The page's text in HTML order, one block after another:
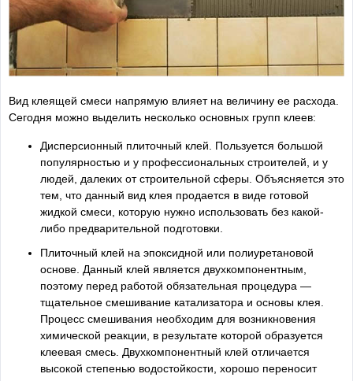
Вид клеящей смеси напрямую влияет на величину ее расхода.
Сегодня можно выделить несколько основных групп клеев:
Дисперсионный плиточный клей. Пользуется большой
популярностью и у профессиональных строителей, и у
людей, далеких от строительной сферы. Объясняется это
тем, что данный вид клея продается в виде готовой
жидкой смеси, которую нужно использовать без какой-
либо предварительной подготовки.
Плиточный клей на эпоксидной или полиуретановой
основе. Данный клей является двухкомпонентным,
поэтому перед работой обязательная процедура —
тщательное смешивание катализатора и основы клея.
Процесс смешивания необходим для возникновения
химической реакции, в результате которой образуется
клеевая смесь. Двухкомпонентный клей отличается
высокой степенью водостойкости, хорошо переносит